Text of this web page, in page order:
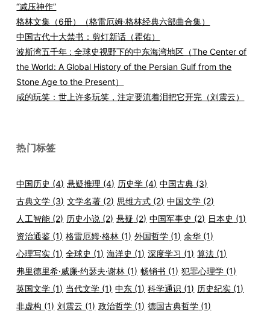
“减压神作”
格林文集（6册）（格雷厄姆·格林经典六部曲合集）
中国古代十大禁书：剪灯新话（瞿佑）
波斯湾五千年 : 全球史视野下的中东海湾地区（The Center of
the World: A Global History of the Persian Gulf from the
Stone Age to the Present）
咸的玩笑：世上许多玩笑，注定要流着泪把它开完（刘震云）
热门标签
中国历史 (4) 悬疑推理 (4) 历史学 (4) 中国古典 (3)
古典文学 (3) 文学名著 (2) 思维方式 (2) 中国文学 (2)
人工智能 (2) 历史小说 (2) 悬疑 (2) 中国军事史 (2) 日本史 (1)
资治通鉴 (1) 格雷厄姆·格林 (1) 外国哲学 (1) 余华 (1)
心理写实 (1) 全球史 (1) 海洋史 (1) 深度学习 (1) 算法 (1)
弗里德里希·威廉·约瑟夫·谢林 (1) 畅销书 (1) 犯罪心理学 (1)
英国文学 (1) 当代文学 (1) 中东 (1) 科学通识 (1) 历史纪实 (1)
非虚构 (1) 刘震云 (1) 政治哲学 (1) 德国古典哲学 (1)